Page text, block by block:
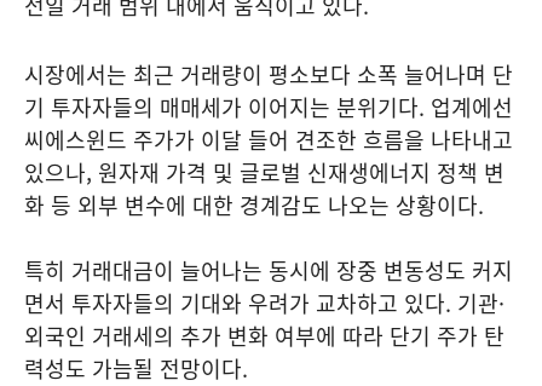
시장에서는 최근 거래량이 평소보다 소폭 늘어나며 단
기 투자자들의 매매세가 이어지는 분위기다. 업계에선
씨에스윈드 주가가 이달 들어 견조한 흐름을 나타내고
있으나, 원자재 가격 및 글로벌 신재생에너지 정책 변
화 등 외부 변수에 대한 경계감도 나오는 상황이다.
특히 거래대금이 늘어나는 동시에 장중 변동성도 커지
면서 투자자들의 기대와 우려가 교차하고 있다. 기관·
외국인 거래세의 추가 변화 여부에 따라 단기 주가 탄
력성도 가늠될 전망이다.